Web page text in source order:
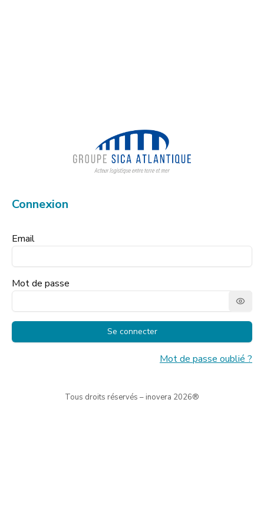
Connexion
Email
Mot de passe
Se connecter
Mot de passe oublié ?
Tous droits réservés – inovera 2026®